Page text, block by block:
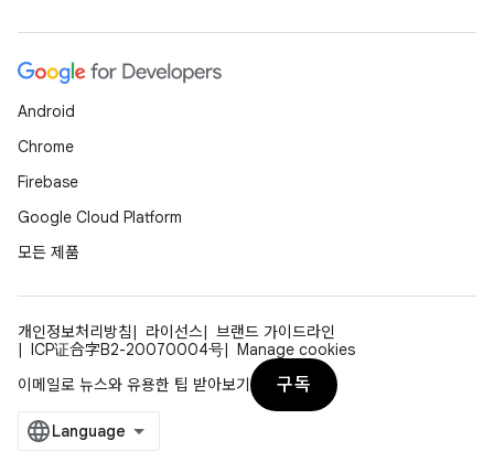
Android
Chrome
Firebase
Google Cloud Platform
모든 제품
개인정보처리방침 라이선스
브랜드 가이드라인
ICP证合字B2-20070004号
Manage cookies
이메일로 뉴스와 유용한 팁 받아보기
구독